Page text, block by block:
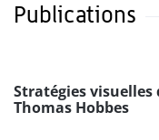
Publications
Stratégies visuelles
Thomas Hobbes